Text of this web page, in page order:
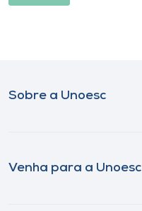
Sobre a Unoesc
Venha para a Unoesc